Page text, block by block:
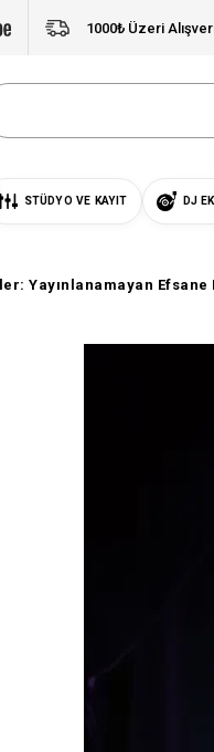
1000₺ Üzeri
STÜDYO VE KAYIT DJ
Yayınlanamayan